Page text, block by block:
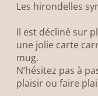
Les hirondelles
Il est décliné sur
une jolie carte
mug.
N’hésitez pas à
plaisir ou faire